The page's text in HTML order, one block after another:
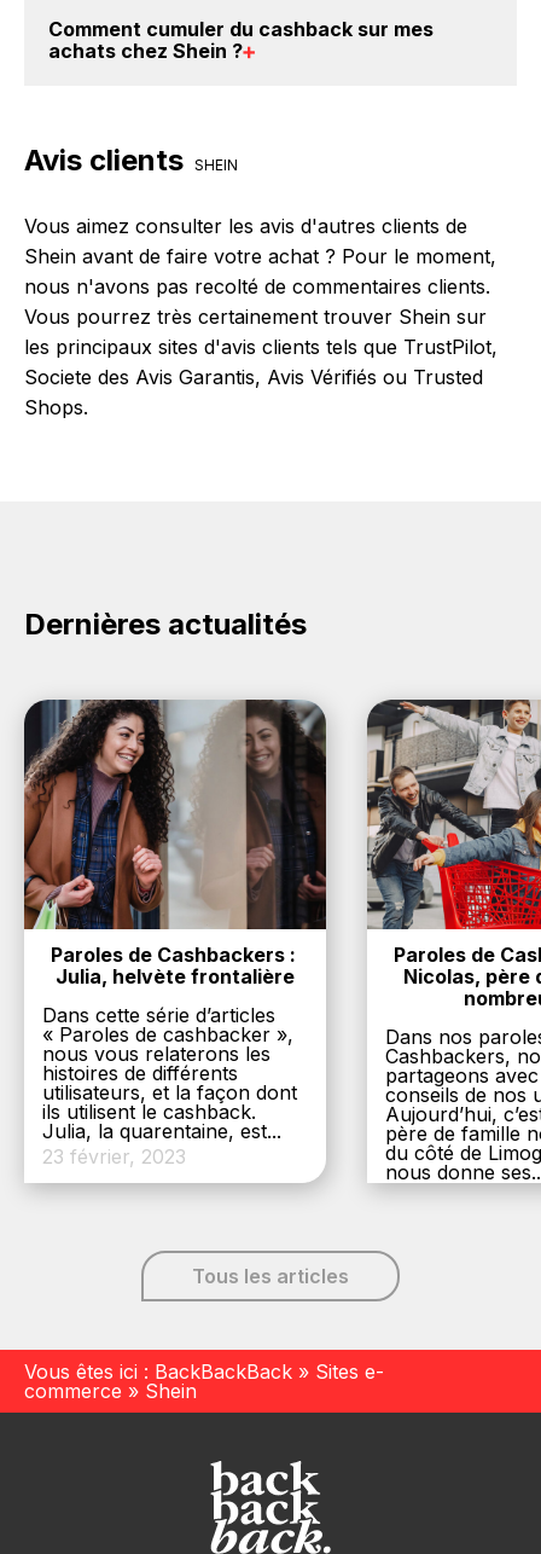
promo chez Shein. Si descodes promo Shein sont
Comment cumuler du cashback sur mes
achats chez Shein ?
sur le bouton Activer le cashback, réalisez votre
votre cagnotte au plus tard 48h après votre achat
sur le site Shein.
Avis clients SHEIN
Vous aimez consulter les avis d'autres clients de
Shein avant de faire votre achat ? Pour le moment,
nous n'avons pas recolté de commentaires clients.
Vous pourrez très certainement trouver Shein sur
les principaux sites d'avis clients tels que TrustPilot,
Societe des Avis Garantis, Avis Vérifiés ou Trusted
Shops.
Dernières actualités
Paroles de Cashbackers :
Julia, helvète frontalière
Dans cette série d’articles
« Paroles de cashbacker »,
nous vous relaterons les
histoires de différents
utilisateurs, et la façon dont
ils utilisent le cashback.
Julia, la quarentaine, est...
23 février, 2023
Paroles de
Nicolas, père
Dans nos
Cashbackers,
partageons
conseils de nos
Aujourd’hui,
père de famille
du côté de
nous donne
Tous les articles
Vous êtes ici : BackBackBack » Sites e-
commerce » Shein